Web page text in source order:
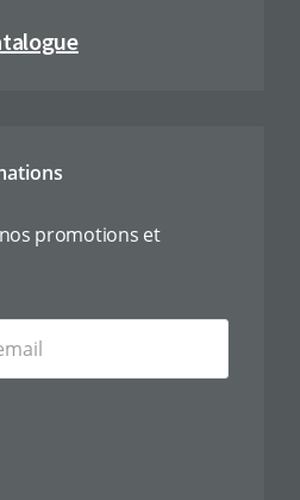
promotions et